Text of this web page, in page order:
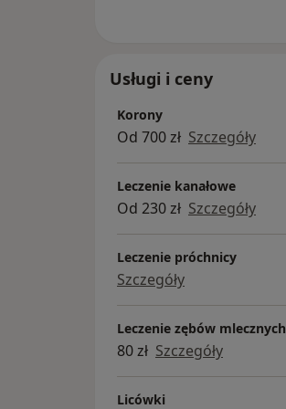
Usługi i ceny
Korony
Od 700 zł Szczegóły
Leczenie kanałowe
Od 230 zł Szczegóły
Leczenie próchnicy
Szczegóły
Leczenie zębów mlecznych
80 zł Szczegóły
Licówki